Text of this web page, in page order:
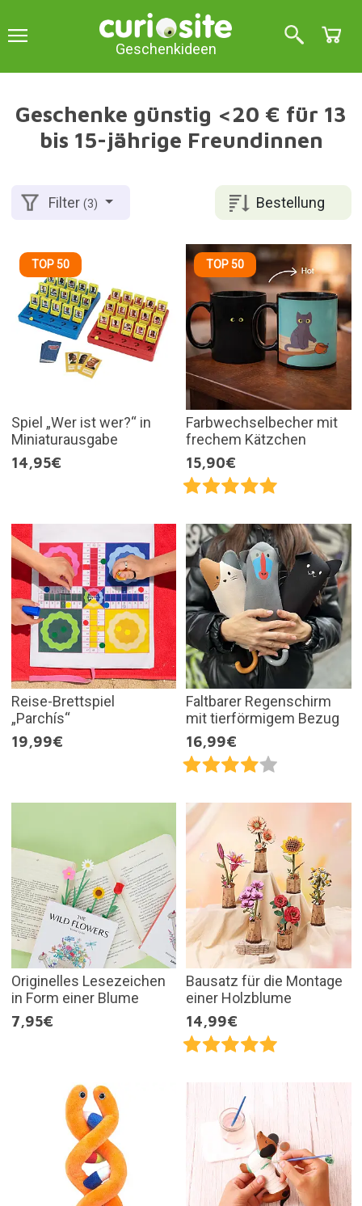
Geschenkideen
Geschenke günstig <20 € für 13
bis 15-jährige Freundinnen
Bestellung
Filter(3)
TOP 50
Spiel „Wer ist wer?“ in
Miniaturausgabe
14,95€
TOP 50
Farbwechselbecher mit
frechem Kätzchen
15,90€
Reise-Brettspiel
„Parchís“
19,99€
Faltbarer Regenschirm
mit tierförmigem Bezug
16,99€
Originelles Lesezeichen
in Form einer Blume
7,95€
Bausatz für die Montage
einer Holzblume
14,99€